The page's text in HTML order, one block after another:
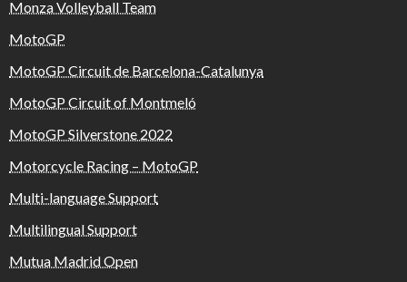
Monza Volleyball Team
MotoGP
MotoGP Circuit de Barcelona-Catalunya
MotoGP Circuit of Montmeló
MotoGP Silverstone 2022
Motorcycle Racing – MotoGP
Multi-language Support
Multilingual Support
Mutua Madrid Open